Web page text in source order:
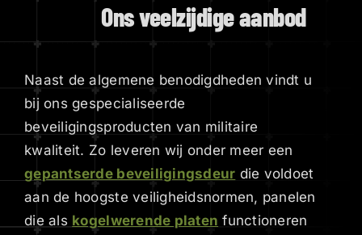
Ons veelzijdige aanbod
Naast de algemene benodigdheden vindt u
bij ons gespecialiseerde
beveiligingsproducten van militaire
kwaliteit. Zo leveren wij onder meer een
gepantserde beveiligingsdeur die voldoet
aan de hoogste veiligheidsnormen, panelen
die als kogelwerende platen functioneren